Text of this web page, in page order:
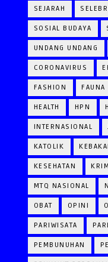
SEJARAH
SOSIAL BUDAYA
UNDANG UNDANG
CORONAVIRUS
FASHION FAUNA
HEALTH HPN
INTERNASIONAL
KATOLIK
KESEHATAN
MTQ NASIONAL
OBAT OPINI
PARIWISATA
PEMBUNUHAN